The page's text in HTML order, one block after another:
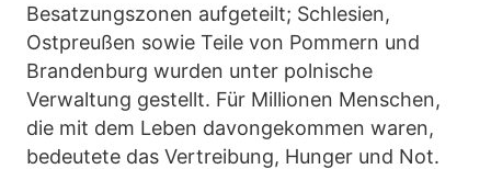
Besatzungszonen aufgeteilt; Schlesien,
Ostpreußen sowie Teile von Pommern und
Brandenburg wurden unter polnische
Verwaltung gestellt. Für Millionen Menschen,
die mit dem Leben davongekommen waren,
bedeutete das Vertreibung, Hunger und Not.